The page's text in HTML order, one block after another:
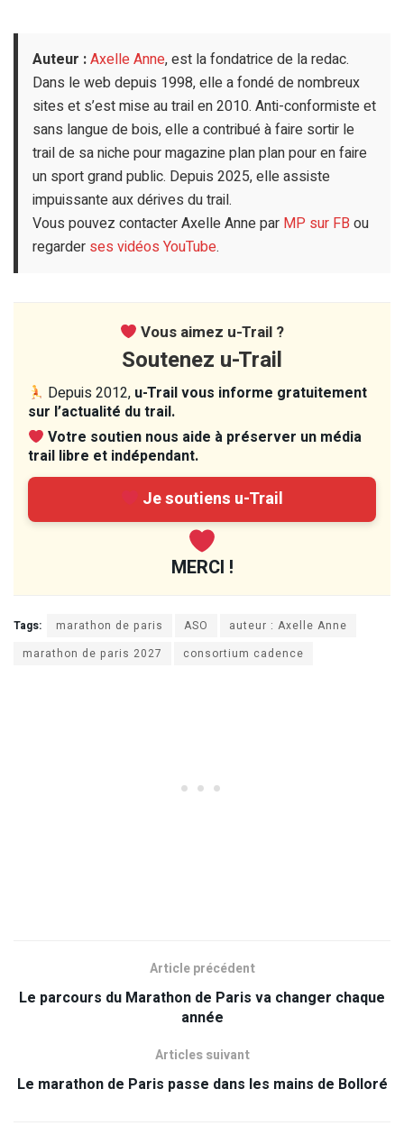
Auteur :Axelle Anne, est la fondatrice de la redac.
Dans le web depuis 1998, elle a fondé de nombreux
sites et s’est mise au trail en 2010. Anti-conformiste et
sans langue de bois, elle a contribué à faire sortir le
trail de sa niche pour magazine plan plan pour en faire
un sport grand public. Depuis 2025, elle assiste
impuissante aux dérives du trail.
Vous pouvez contacter Axelle Anne par MP sur FB ou
regarder ses vidéos YouTube.
Vous aimez u-Trail ?
Soutenez u-Trail
Depuis 2012, u-Trail vous informe gratuitement
sur l’actualité du trail.
Votre soutien nous aide à préserver un média
trail libre et indépendant.
Je soutiens u-Trail
MERCI !
Tags: marathon de paris ASO
auteur : Axelle Anne
marathon de paris 2027
consortium cadence
Article précédent
Le parcours du Marathon de Paris va changer chaque
année
Articles suivant
Le marathon de Paris passe dans les mains de Bolloré